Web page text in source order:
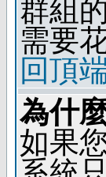
群組
需要
回頂
為什
如果